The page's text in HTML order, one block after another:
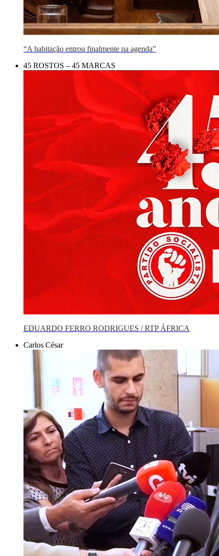
“A habitação entrou finalmente na agenda”
45 ROSTOS – 45 MARCAS
EDUARDO FERRO RODRIGUES / RTP ÁFRICA
Carlos César